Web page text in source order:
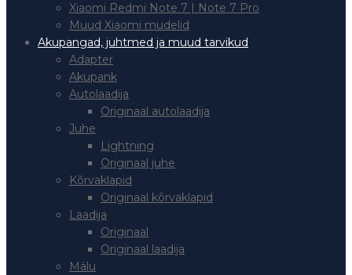
Xiaomi Redmi Note 7 | Note 7 Pro
Muud Xiaomi mudelid
Akupangad, juhtmed ja muud tarvikud
Adapter
Akupank
Autolaadija
Originaal autolaadija
Juhe
Lightning
Originaal juhe
Kõrvaklapid
Originaal kõrvaklapid
Laadija
Originaal
Originaal laadija
Mälu